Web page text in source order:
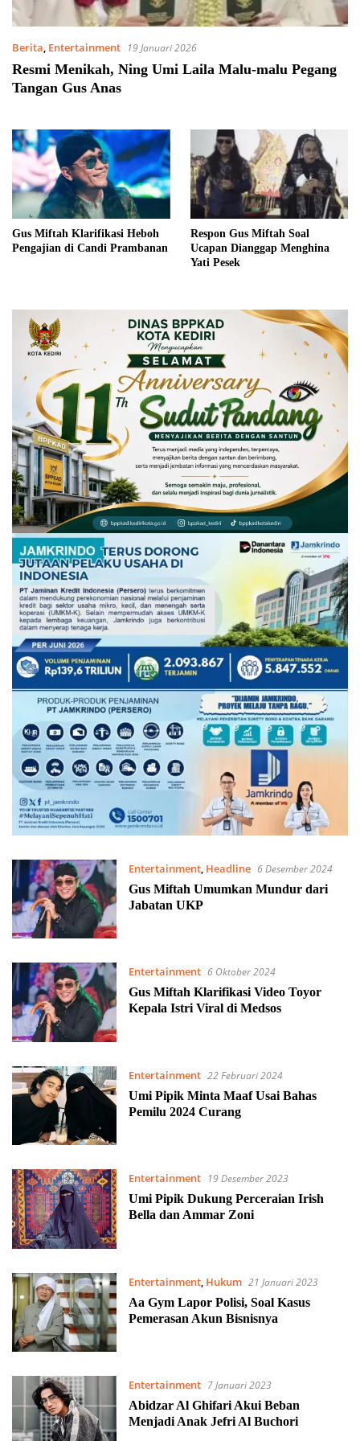
Berita, Entertainment 19 Januari 2026
Resmi Menikah, Ning Umi Laila Malu-malu Pegang
Tangan Gus Anas
Gus Miftah Klarifikasi Heboh
Pengajian di Candi Prambanan
Respon Gus Miftah Soal
Ucapan Dianggap Menghina
Yati Pesek
Entertainment, Headline 6 Desember 2024
Gus Miftah Umumkan Mundur dari
Jabatan UKP
Entertainment 6 Oktober 2024
Gus Miftah Klarifikasi Video Toyor
Kepala Istri Viral di Medsos
Entertainment 22 Februari 2024
Umi Pipik Minta Maaf Usai Bahas
Pemilu 2024 Curang
Entertainment
19 Desember 2023
Umi Pipik Dukung Perceraian Irish
Bella dan Ammar Zoni
Entertainment, Hukum 21 Januari 2023
Aa Gym Lapor Polisi, Soal Kasus
Pemerasan Akun Bisnisnya
Entertainment 7 Januari 2023
Abidzar Al Ghifari Akui Beban
Menjadi Anak Jefri Al Buchori